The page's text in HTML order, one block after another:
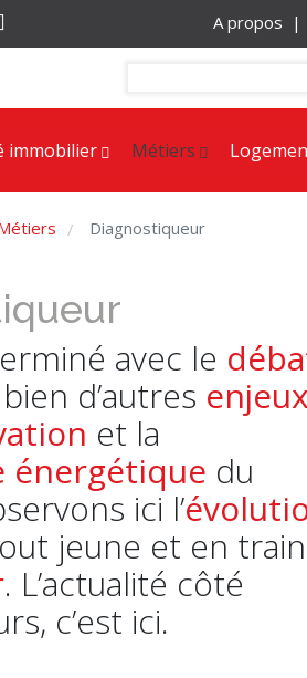
A propos |
immobilier Métiers
/ Diagnostiqueur
avec le
d’autres enjeux
et la
énergétique du
ici l’
jeune et en
. L’actualité côté
c’est ici.